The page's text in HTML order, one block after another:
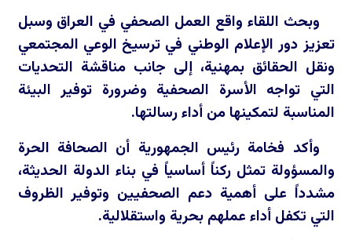
وبحث اللقاء واقع العمل الصحفي في العراق وسبل
تعزيز دور الإعلام الوطني في ترسيخ الوعي المجتمعي
ونقل الحقائق بمهنية، إلى جانب مناقشة التحديات
التي تواجه الأسرة الصحفية وضرورة توفير البيئة
المناسبة لتمكينها من أداء رسالتها.
وأكد فخامة رئيس الجمهورية أن الصحافة الحرة
والمسؤولة تمثل ركناً أساسياً في بناء الدولة الحديثة،
مشدداً على أهمية دعم الصحفيين وتوفير الظروف
التي تكفل أداء عملهم بحرية واستقلالية.